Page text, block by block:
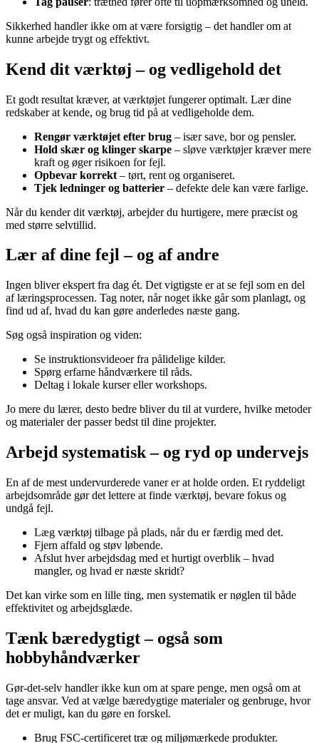
Sikkerhed handler ikke om at være forsigtig – det handler om at
kunne arbejde trygt og effektivt.
Kend dit værktøj – og vedligehold det
Et godt resultat kræver, at værktøjet fungerer optimalt. Lær dine
redskaber at kende, og brug tid på at vedligeholde dem.
Rengør værktøjet efter brug – især save, bor og pensler.
Hold skær og klinger skarpe – sløve værktøjer kræver mere
kraft og øger risikoen for fejl.
Opbevar korrekt – tørt, rent og organiseret.
Tjek ledninger og batterier – defekte dele kan være farlige.
Når du kender dit værktøj, arbejder du hurtigere, mere præcist og
med større selvtillid.
Lær af dine fejl – og af andre
Ingen bliver ekspert fra dag ét. Det vigtigste er at se fejl som en del
af læringsprocessen. Tag noter, når noget ikke går som planlagt, og
find ud af, hvad du kan gøre anderledes næste gang.
Søg også inspiration og viden:
Se instruktionsvideoer fra pålidelige kilder.
Spørg erfarne håndværkere til råds.
Deltag i lokale kurser eller workshops.
Jo mere du lærer, desto bedre bliver du til at vurdere, hvilke metoder
og materialer der passer bedst til dine projekter.
Arbejd systematisk – og ryd op undervejs
En af de mest undervurderede vaner er at holde orden. Et ryddeligt
arbejdsområde gør det lettere at finde værktøj, bevare fokus og
undgå fejl.
Læg værktøj tilbage på plads, når du er færdig med det.
Fjern affald og støv løbende.
Afslut hver arbejdsdag med et hurtigt overblik – hvad
mangler, og hvad er næste skridt?
Det kan virke som en lille ting, men systematik er nøglen til både
effektivitet og arbejdsglæde.
Tænk bæredygtigt – også som
hobbyhåndværker
Gør-det-selv handler ikke kun om at spare penge, men også om at
tage ansvar. Ved at vælge bæredygtige materialer og genbruge, hvor
det er muligt, kan du gøre en forskel.
Brug FSC-certificeret træ og miljømærkede produkter.